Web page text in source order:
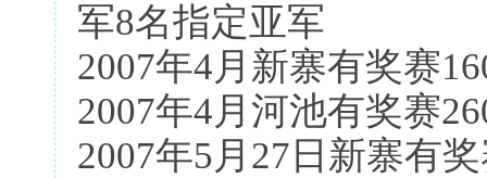
军8名指定亚军
2007年4月新寨有奖赛
2007年4月河池有奖赛
2007年5月27日新寨有